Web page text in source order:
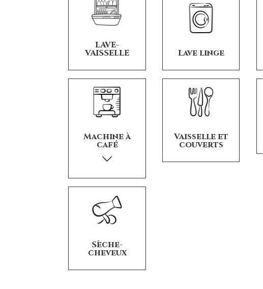
LAVE-
VAISSELLE
Machine à
café
Sèche-
cheveux
Lave linge
Vaisselle et
couverts